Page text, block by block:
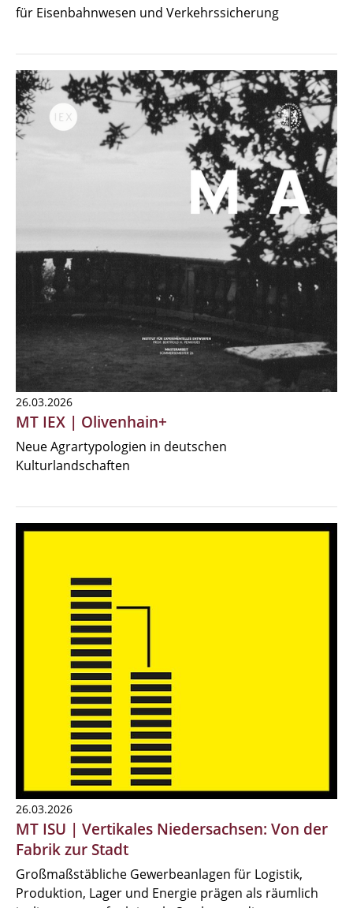
für Eisenbahnwesen und Verkehrssicherung
26.03.2026
MT IEX | Olivenhain+
Neue Agrartypologien in deutschen
Kulturlandschaften
26.03.2026
MT ISU | Vertikales Niedersachsen: Von der
Fabrik zur Stadt
Großmaßstäbliche Gewerbeanlagen für Logistik,
Produktion, Lager und Energie prägen als räumlich